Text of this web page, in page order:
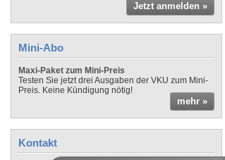
Jetzt anmelden »
Mini-Abo
Maxi-Paket zum Mini-Preis
Testen Sie jetzt drei Ausgaben der VKU zum Mini-
Preis. Keine Kündigung nötig!
mehr »
Kontakt